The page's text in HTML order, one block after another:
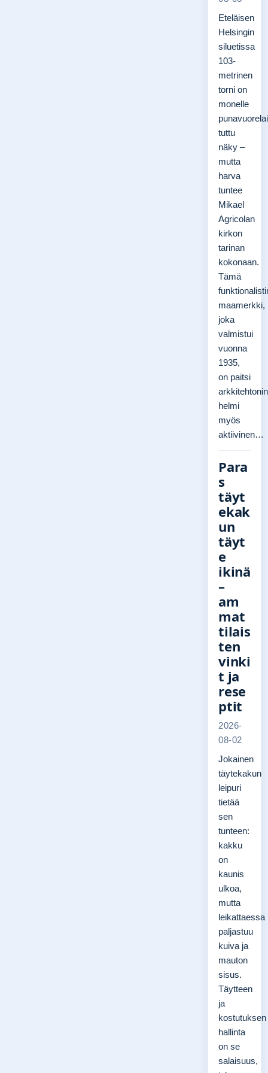
Eteläisen
Helsingin
siluetissa
103-
metrinen
torni on
monelle
tuttu
näky –
mutta
harva
tuntee
Mikael
Agricolan
kirkon
tarinan
kokonaan.
Tämä
maamerkki,
joka
valmistui
vuonna
1935,
on paitsi
helmi
myös
aktiivinen…
Para
s
täyt
ekak
un
täyt
e
ikinä
–
am
mat
tilais
ten
vinki
t ja
rese
ptit
2026-
08-02
Jokainen
täytekakun
leipuri
tietää
sen
tunteen:
kakku
on
kaunis
ulkoa,
mutta
leikattaessa
paljastuu
kuiva ja
mauton
sisus.
Täytteen
ja
kostutuksen
hallinta
on se
salaisuus,